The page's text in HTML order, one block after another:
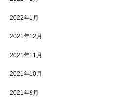
2022年1月
2021年12月
2021年11月
2021年10月
2021年9月